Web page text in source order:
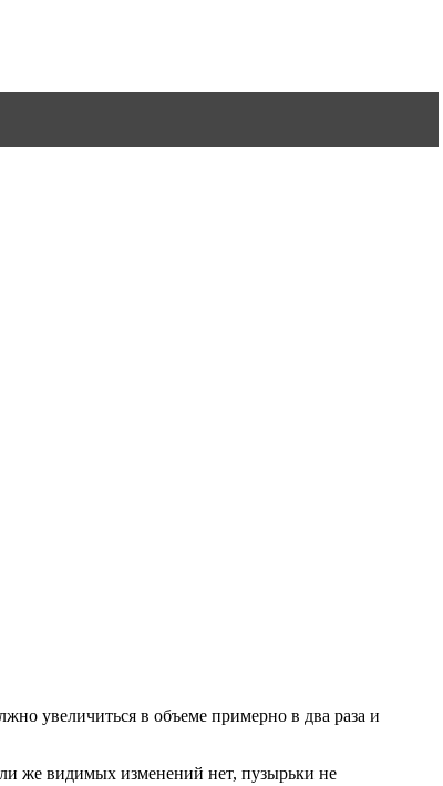
увеличиться в объеме примерно в два раза и
же видимых изменений нет, пузырьки не